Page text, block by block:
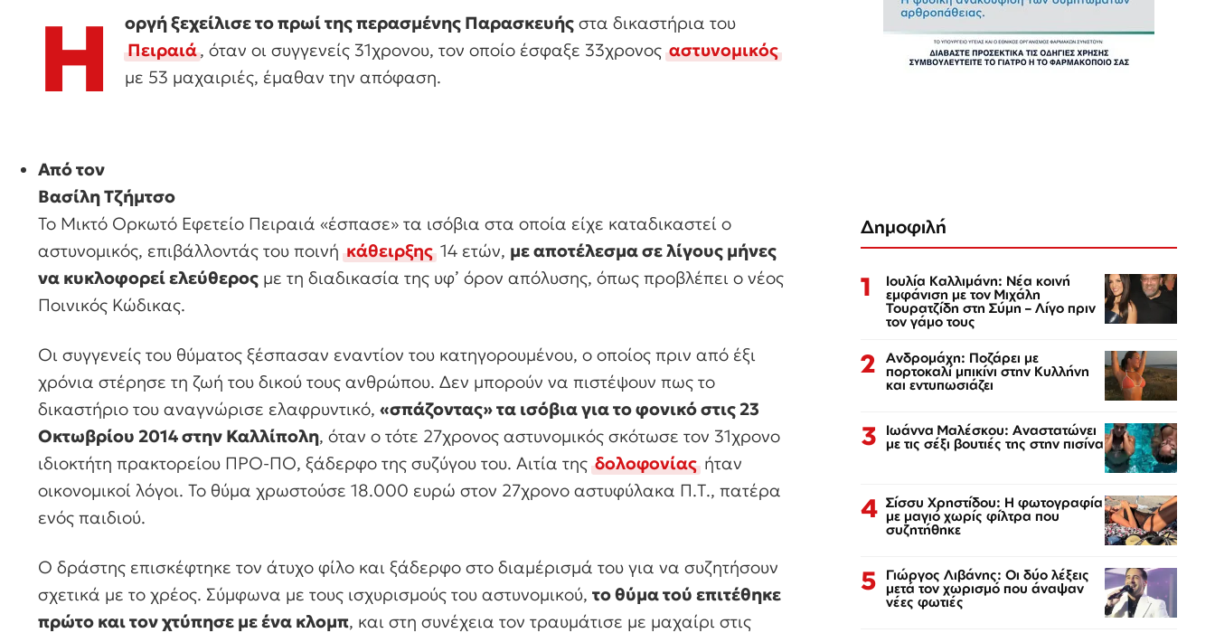
Η οργή ξεχείλισε το πρωί της περασμένης Παρασκευής στα δικαστήρια του
Πειραιά, όταν οι συγγενείς 31χρονου, τον οποίο έσφαξε 33χρονοςαστυνομικός
με 53 μαχαιριές, έμαθαν την απόφαση.
Από τον
Βασίλη Τζήμτσο
Το Μικτό Ορκωτό Εφετείο Πειραιά «έσπασε» τα ισόβια στα οποία είχε καταδικαστεί ο
αστυνομικός, επιβάλλοντάς του ποινήκάθειρξης14 ετών, με αποτέλεσμα σε λίγους μήνες
να κυκλοφορεί ελεύθερος με τη διαδικασία της υφ’ όρον απόλυσης, όπως προβλέπει ο νέος
Ποινικός Κώδικας.
Οι συγγενείς του θύματος ξέσπασαν εναντίον του κατηγορουμένου, ο οποίος πριν από έξι
χρόνια στέρησε τη ζωή του δικού τους ανθρώπου. Δεν μπορούν να πιστέψουν πως το
δικαστήριο του αναγνώρισε ελαφρυντικό, «σπάζοντας» τα ισόβια για το φονικό στις 23
Οκτωβρίου 2014 στην Καλλίπολη, όταν ο τότε 27χρονος αστυνομικός σκότωσε τον 31χρονο
ιδιοκτήτη πρακτορείου ΠΡΟ-ΠΟ, ξάδερφο της συζύγου του. Αιτία τηςδολοφονίαςήταν
οικονομικοί λόγοι. Το θύμα χρωστούσε 18.000 ευρώ στον 27χρονο αστυφύλακα Π.Τ., πατέρα
ενός παιδιού.
Ο δράστης επισκέφτηκε τον άτυχο φίλο και ξάδερφο στο διαμέρισμά του για να συζητήσουν
σχετικά με το χρέος. Σύμφωνα με τους ισχυρισμούς του αστυνομικού, το θύμα τού επιτέθηκε
πρώτο και τον χτύπησε με ένα κλομπ, και στη συνέχεια τον τραυμάτισε με μαχαίρι στις
Δημοφιλή
1 Ιουλία Καλλιμάνη: Νέα κοινή
εμφάνιση με τον Μιχάλη
Τουρατζίδη στη Σύμη – Λίγο πριν
τον γάμο τους
2 Ανδρομάχη: Ποζάρει με
πορτοκαλί μπικίνι στην Κυλλήνη
και εντυπωσιάζει
3 Ιωάννα Μαλέσκου: Αναστατώνει
με τις σέξι βουτιές της στην πισίνα
4 Σίσσυ Χρηστίδου: Η φωτογραφία
με μαγιό χωρίς φίλτρα που
συζητήθηκε
5 Γιώργος Λιβάνης: Οι δύο λέξεις
μετά τον χωρισμό που άναψαν
νέες φωτιές